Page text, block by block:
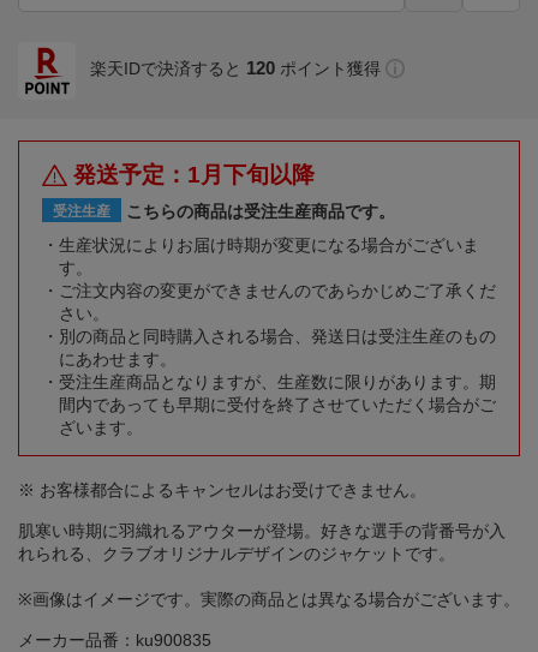
楽天IDで決済すると 120 ポイント獲得
発送予定：1月下旬以降
受注生産
こちらの商品は受注生産商品です。
生産状況によりお届け時期が変更になる場合がございま
す。
ご注文内容の変更ができませんのであらかじめご了承くだ
さい。
別の商品と同時購入される場合、発送日は受注生産のもの
にあわせます。
受注生産商品となりますが、生産数に限りがあります。期
間内であっても早期に受付を終了させていただく場合がご
ざいます。
※ お客様都合によるキャンセルはお受けできません。
肌寒い時期に羽織れるアウターが登場。好きな選手の背番号が入
れられる、クラブオリジナルデザインのジャケットです。
※画像はイメージです。実際の商品とは異なる場合がございます。
メーカー品番：ku900835